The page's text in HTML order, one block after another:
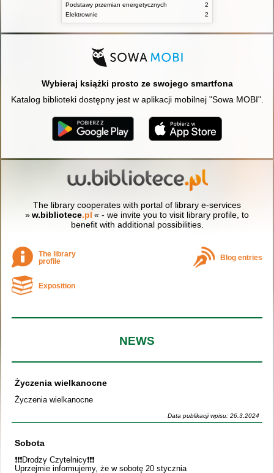
Podstawy przemian energetycznych
2
Elektrownie
2
Wybieraj książki prosto ze swojego smartfona
Katalog biblioteki dostępny jest w aplikacji mobilnej "Sowa MOBI".
The library cooperates with portal of library e-services
»w.bibliotece.pl « - we invite you to visit library profile, to
benefit with additional possibilities.
The library
profile
Blog entries
Exposition
NEWS
Życzenia wielkanocne
Życzenia wielkanocne
Data publikacji wpisu: 26.3.2024
Sobota
❗️❗️❗️Drodzy Czytelnicy❗️❗️❗️
Uprzejmie informujemy, że w sobotę 20 stycznia